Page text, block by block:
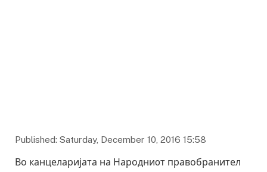
Published: Saturday, December 10, 2016 15:58
Во канцеларијата на Народниoт правобранител